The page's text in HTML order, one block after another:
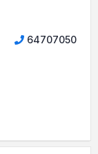
64707050